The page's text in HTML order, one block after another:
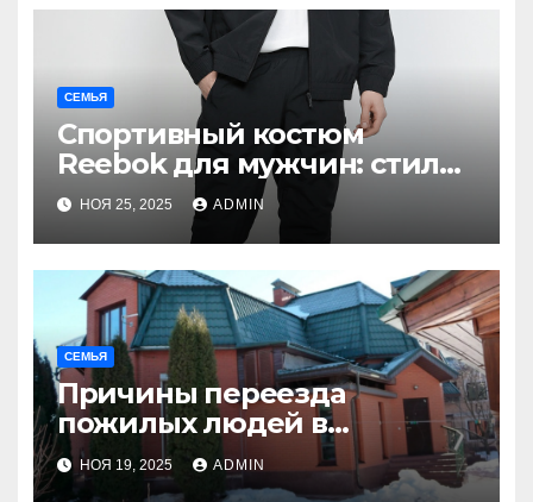
СЕМЬЯ
Спортивный костюм
Reebok для мужчин: стиль,
комфорт и
функциональность
НОЯ 25, 2025 ADMIN
СЕМЬЯ
Причины переезда
пожилых людей в
пансионаты
НОЯ 19, 2025 ADMIN